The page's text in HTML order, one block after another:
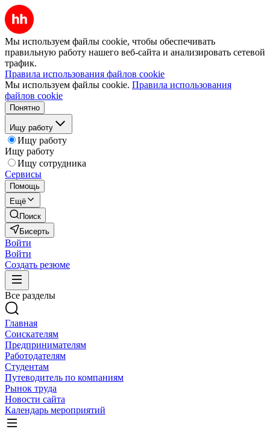
Мы используем файлы cookie, чтобы обеспечивать
правильную работу нашего веб-сайта и анализировать сетевой
трафик.
Правила использования файлов cookie
Мы используем файлы cookie. Правила использования
файлов cookie
Понятно
Ищу работу
Ищу работу
Ищу работу
Ищу сотрудника
Сервисы
Помощь
Ещё
Поиск
Бисерть
Войти
Войти
Создать резюме
Все разделы
Главная
Соискателям
Предпринимателям
Работодателям
Студентам
Путеводитель по компаниям
Рынок труда
Новости сайта
Календарь мероприятий